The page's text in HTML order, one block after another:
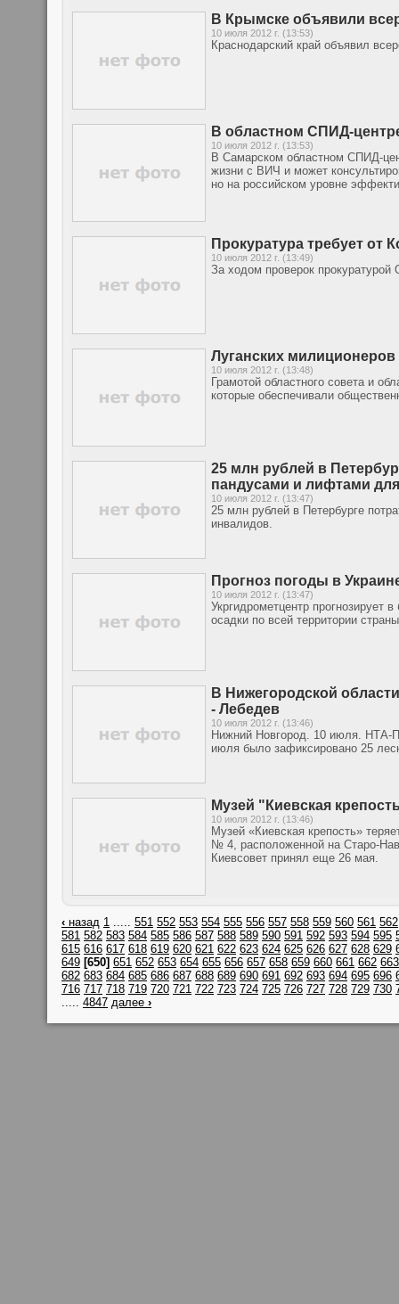
В Крымске объявили
10 июля 2012 г. (13:53)
Краснодарский край объявил
В областном СПИД-
10 июля 2012 г. (13:53)
В Самарском областном СПИД-
жизни с ВИЧ и может
но на российском уровне
Прокуратура требует от
10 июля 2012 г. (13:49)
За ходом проверок
Луганских
10 июля 2012 г. (13:48)
Грамотой областного совета и
которые обеспечивали
25 млн рублей в
пандусами и лифтами
10 июля 2012 г. (13:47)
25 млн рублей в Петербурге
инвалидов.
Прогноз погоды в
10 июля 2012 г. (13:47)
Укргидрометцентр прогнозирует
осадки по всей территории страны
В Нижегородской
- Лебедев
10 июля 2012 г. (13:46)
Нижний Новгород. 10 июля. НТА-
июля было зафиксировано 25
Музей "Киевская
10 июля 2012 г. (13:46)
Музей «Киевская крепость»
№ 4, расположенной на Старо-
Киевсовет принял еще 26 мая.
‹ назад 1 ..... 551 552 553 554 555 556 557 558 559 560 561 562
581 582 583 584 585 586 587 588 589 590 591 592 593 594 595
615 616 617 618 619 620 621 622 623 624 625 626 627 628 629
649 [650] 651 652 653 654 655 656 657 658 659 660 661 662 663
682 683 684 685 686 687 688 689 690 691 692 693 694 695 696
716 717 718 719 720 721 722 723 724 725 726 727 728 729 730
..... 4847 далее ›